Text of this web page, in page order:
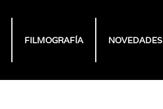
FILMOGRAFÍA NOVEDADES